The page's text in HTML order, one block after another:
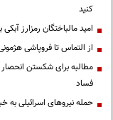
کنید
امید مالباختگان رمزارز
از التماس تا فروپاشی
مطالبه برای شکستن انحصار
فساد
حمله نیروهای اسرائیلی به